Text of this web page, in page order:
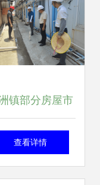
镇部分房屋市
工程“两热”防控
查看详情